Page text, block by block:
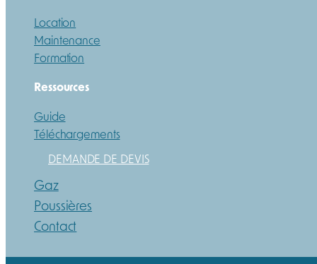
Location
Maintenance
Formation
Ressources
Guide
Téléchargements
DEMANDE DE DEVIS
Gaz
Poussières
Contact